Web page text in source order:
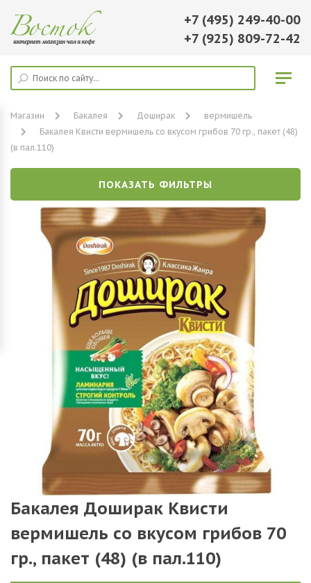
+7 (495) 249-40-00
+7 (925) 809-72-42
Магазин Бакалея Доширак
вермишель
Бакалея Квисти вермишель со вкусом грибов 70 гр., пакет (48)
(в пал.110)
ПОКАЗАТЬ ФИЛЬТРЫ
Бакалея Доширак Квисти
вермишель со вкусом грибов 70
гр., пакет (48) (в пал.110)